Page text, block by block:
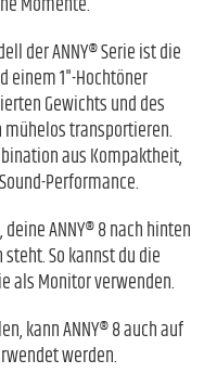
der ANNY® Serie ist die
einem 1"-Hochtöner
Gewichts und des
transportieren.
aus Kompaktheit,
Performance.
ANNY® 8 nach hinten
So kannst du die
als Monitor verwenden.
kann ANNY® 8 auch auf
werden.